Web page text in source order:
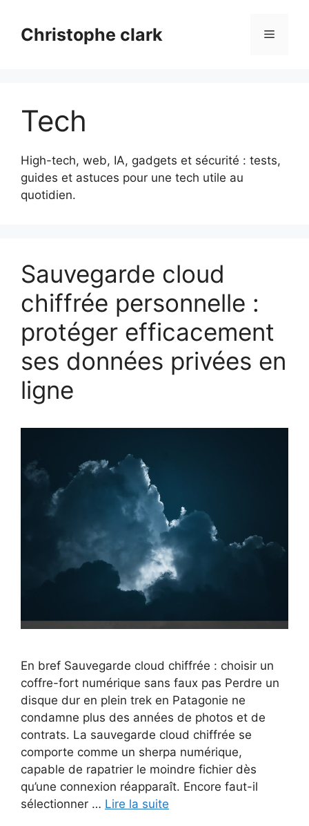
contenuChristophe clark Menu
Tech
High-tech, web, IA, gadgets et sécurité : tests,
guides et astuces pour une tech utile au
quotidien.
Sauvegarde cloud
chiffrée personnelle :
protéger efficacement
ses données privées en
ligne
En bref Sauvegarde cloud chiffrée : choisir un
coffre-fort numérique sans faux pas Perdre un
disque dur en plein trek en Patagonie ne
condamne plus des années de photos et de
contrats. La sauvegarde cloud chiffrée se
comporte comme un sherpa numérique,
capable de rapatrier le moindre fichier dès
qu’une connexion réapparaît. Encore faut-il
sélectionner … Lire la suite